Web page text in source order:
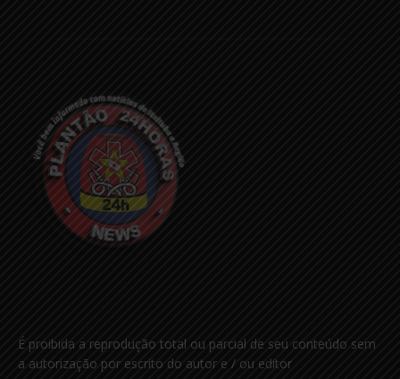
É proibida a reprodução total ou parcial de seu conteúdo sem
a autorização por escrito do autor e / ou editor